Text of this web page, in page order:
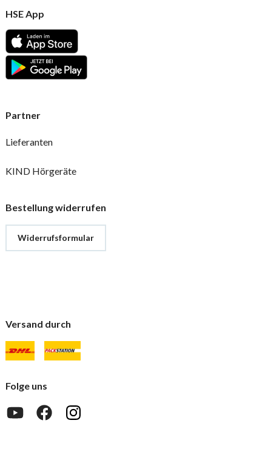
HSE App
Partner
Lieferanten
KIND Hörgeräte
Bestellung widerrufen
Widerrufsformular
Versand durch
Folge uns